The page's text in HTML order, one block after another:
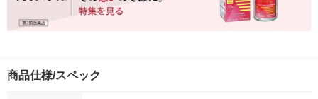
商品仕様/スペック